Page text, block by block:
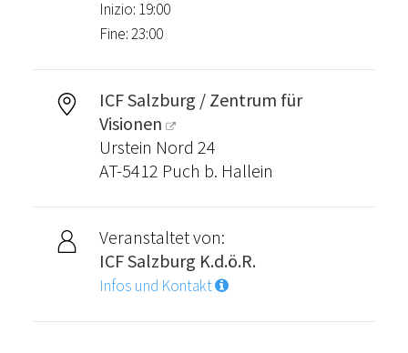
Inizio: 19:00
Fine: 23:00
ICF Salzburg / Zentrum für
Visionen
Urstein Nord 24
AT-5412 Puch b. Hallein
Veranstaltet von:
ICF Salzburg K.d.ö.R.
Infos und Kontakt